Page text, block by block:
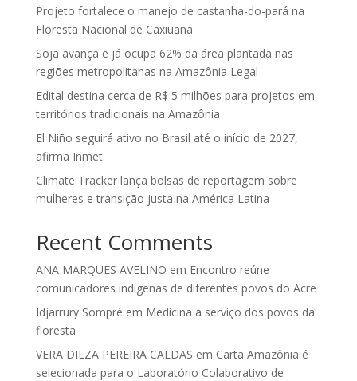
Projeto fortalece o manejo de castanha-do-pará na
Floresta Nacional de Caxiuanã
Soja avança e já ocupa 62% da área plantada nas
regiões metropolitanas na Amazônia Legal
Edital destina cerca de R$ 5 milhões para projetos em
territórios tradicionais na Amazônia
El Niño seguirá ativo no Brasil até o início de 2027,
afirma Inmet
Climate Tracker lança bolsas de reportagem sobre
mulheres e transição justa na América Latina
Recent Comments
ANA MARQUES AVELINO em Encontro reúne
comunicadores indigenas de diferentes povos do Acre
Idjarrury Sompré em Medicina a serviço dos povos da
floresta
VERA DILZA PEREIRA CALDAS em Carta Amazônia é
selecionada para o Laboratório Colaborativo de